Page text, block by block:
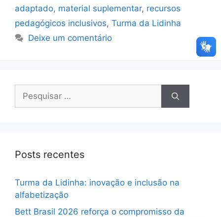
adaptado, material suplementar, recursos
pedagógicos inclusivos, Turma da Lidinha
Deixe um comentário
Posts recentes
Turma da Lidinha: inovação e inclusão na
alfabetização
Bett Brasil 2026 reforça o compromisso da